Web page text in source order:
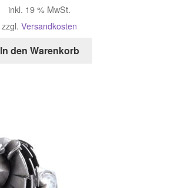
inkl. 19 % MwSt.
zzgl. Versandkosten
In den Warenkorb